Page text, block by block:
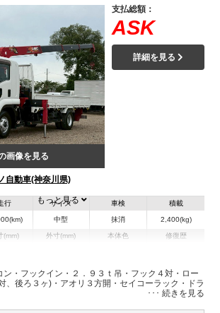
画像を見る
自動車(神奈川県)
支払総額：
ASK
詳細を見る
行 サイズ
中型
車検
抹消
積載
2,400(kg)
(mm) 外寸(mm) 本体色 修復歴
もっと見る
・フックイン・２．９３ｔ吊・フック４対・ロー
、後ろ３ヶ)・アオリ３方開・セイコーラック・ドラ